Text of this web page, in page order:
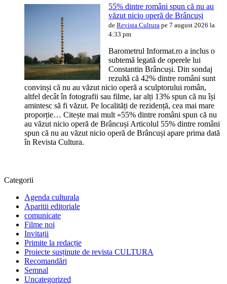
55% dintre români spun că nu au
văzut nicio operă de Brâncuși
de Revista Cultura pe 7 august 2026 la
4:33 pm
Barometrul Informat.ro a inclus o
subtemă legată de operele lui
Constantin Brâncuși. Din sondaj
rezultă că 42% dintre români sunt
convinși că nu au văzut nicio operă a sculptorului român,
altfel decât în fotografii sau filme, iar alți 13% spun că nu își
amintesc să fi văzut. Pe localități de rezidență, cea mai mare
proporție… Citește mai mult »55% dintre români spun că nu
au văzut nicio operă de Brâncuși Articolul 55% dintre români
spun că nu au văzut nicio operă de Brâncuși apare prima dată
în Revista Cultura.
Categorii
Agenda culturala
Aparitii editoriale
comunicate
Filme noi
Invitații
Primite la redacție
Proiecte susținute de revista CULTURA
Recomandări
Semnal
Uncategorized